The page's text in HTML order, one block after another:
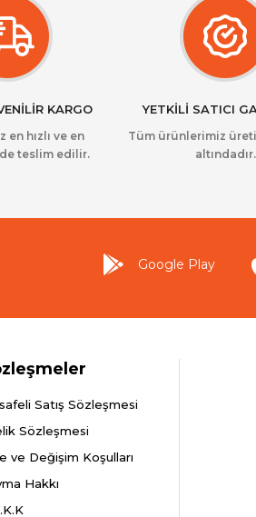
KARGO
en hızlı ve en
teslim edilir.
YETKİLİ SATICI
Tüm ürünlerimiz
altındadır.
Google Play
Satış Sözleşmesi
Sözleşmesi
ve Değişim Koşulları
Hakkı